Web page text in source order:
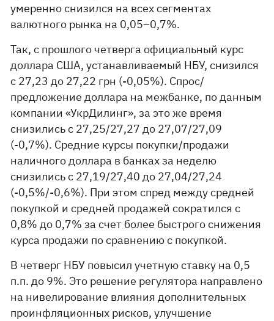
умеренно снизился на всех сегментах
валютного рынка на 0,05–0,7%.
Так, с прошлого четверга официальный курс
доллара США, устанавливаемый НБУ, снизился
с 27,23 до 27,22 грн (-0,05%). Спрос/
предложение доллара на межбанке, по данным
компании «УкрДилинг», за это же время
снизились с 27,25/27,27 до 27,07/27,09
(-0,7%). Средние курсы покупки/продажи
наличного доллара в банках за неделю
снизились с 27,19/27,40 до 27,04/27,24
(-0,5%/-0,6%). При этом спред между средней
покупкой и средней продажей сократился с
0,8% до 0,7% за счет более быстрого снижения
курса продажи по сравнению с покупкой.
В четверг НБУ повысил учетную ставку на 0,5
п.п. до 9%. Это решение регулятора направлено
на нивелирование влияния дополнительных
проинфляционных рисков, улучшение